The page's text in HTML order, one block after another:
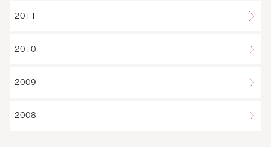
2011
2010
2009
2008